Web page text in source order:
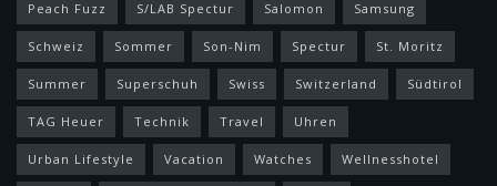
Peach Fuzz S/LAB Spectur Salomon Samsung
Schweiz Sommer Son-Nim Spectur St. Moritz
Summer Superschuh Swiss Switzerland Südtirol
TAG Heuer Technik Travel Uhren
Urban Lifestyle Vacation Watches Wellnesshotel